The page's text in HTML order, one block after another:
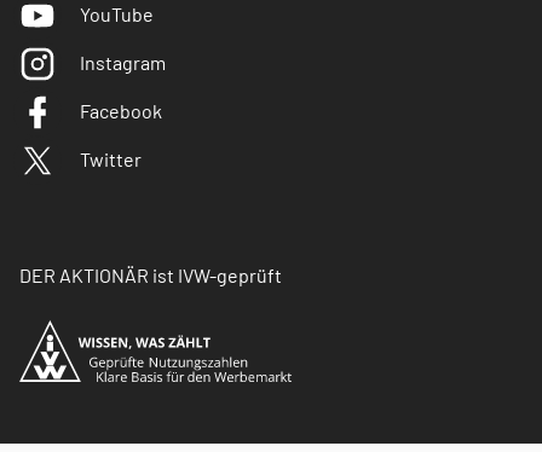
YouTube
Instagram
Facebook
Twitter
DER AKTIONÄR ist IVW-geprüft